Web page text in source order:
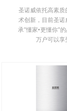
圣诺威依托高素
术创新，目前圣
承"懂家•更懂你"
万户可以享